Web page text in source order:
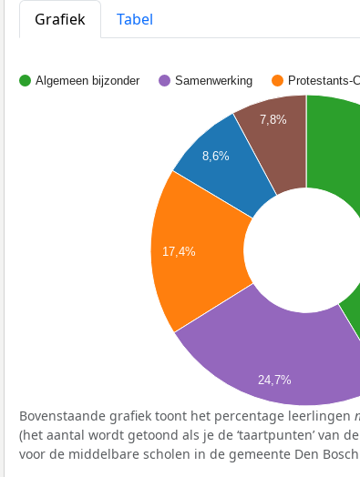
Grafiek
Tabel
Algemeen bijzonder Samenwerking Protestants-
7,8%
8,6%
17,4%
24,7%
Bovenstaande grafiek toont het percentage leerlingen
(het aantal wordt getoond als je de ‘taartpunten’ van
voor de middelbare scholen in de gemeente Den